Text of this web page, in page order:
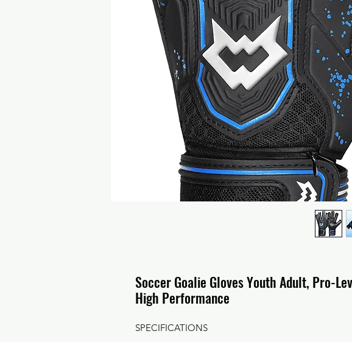
Soccer Goalie Gloves Youth Adult, Pro-
High Performance
SPECIFICATIONS